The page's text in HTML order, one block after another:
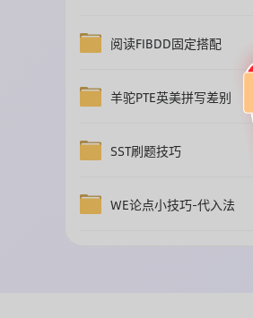
阅读FIBDD固定搭配
羊驼PTE英美拼写差别
SST刷题技巧
WE论点小技巧-代入法